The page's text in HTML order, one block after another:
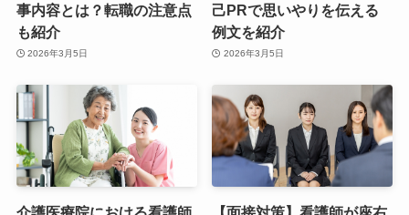
事内容とは？転職の注意点
も紹介
2026年3月5日
己PRで思いやりを伝える
例文を紹介
2026年3月5日